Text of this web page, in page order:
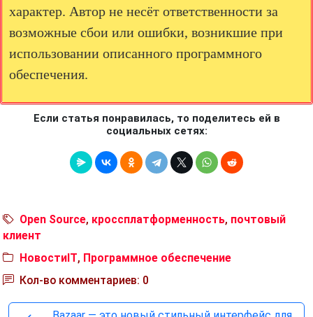
характер. Автор не несёт ответственности за
возможные сбои или ошибки, возникшие при
использовании описанного программного
обеспечения.
Если статья понравилась, то поделитесь ей в
социальных сетях:
Open Source, кроссплатформенность, почтовый
клиент
НовостиIT, Программное обеспечение
Кол-во комментариев: 0